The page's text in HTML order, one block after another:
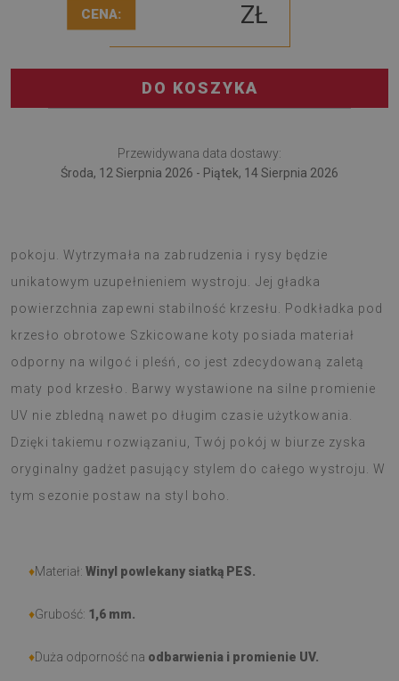
CENA: ZŁ
DO KOSZYKA
Przewidywana data dostawy:
Środa, 12 Sierpnia 2026 - Piątek, 14 Sierpnia 2026
pokoju. Wytrzymała na zabrudzenia i rysy będzie
unikatowym uzupełnieniem wystroju. Jej gładka
powierzchnia zapewni stabilność krzesłu. Podkładka pod
krzesło obrotowe Szkicowane koty posiada materiał
odporny na wilgoć i pleśń, co jest zdecydowaną zaletą
maty pod krzesło. Barwy wystawione na silne promienie
UV nie zbledną nawet po długim czasie użytkowania.
Dzięki takiemu rozwiązaniu, Twój pokój w biurze zyska
oryginalny gadżet pasujący stylem do całego wystroju. W
tym sezonie postaw na styl boho.
♦Materiał: Winyl powlekany siatką PES.
♦Grubość: 1,6 mm.
♦Duża odporność na odbarwienia i promienie UV.